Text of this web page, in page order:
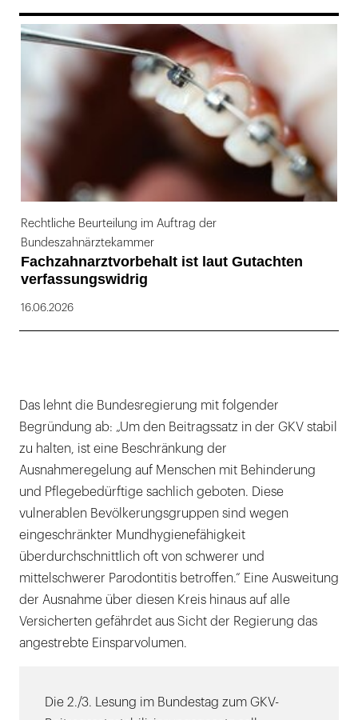
169
Rechtliche Beurteilung im Auftrag der
Bundeszahnärztekammer
Fachzahnarztvorbehalt ist laut Gutachten
verfassungswidrig
16.06.2026
Das lehnt die Bundesregierung mit folgender
Begründung ab: „Um den Beitragssatz in der GKV stabil
zu halten, ist eine Beschränkung der
Ausnahmeregelung auf Menschen mit Behinderung
und Pflegebedürftige sachlich geboten. Diese
vulnerablen Bevölkerungsgruppen sind wegen
eingeschränkter Mundhygienefähigkeit
überdurchschnittlich oft von schwerer und
mittelschwerer Parodontitis betroffen.“ Eine Ausweitung
der Ausnahme über diesen Kreis hinaus auf alle
Versicherten gefährdet aus Sicht der Regierung das
angestrebte Einsparvolumen.
Die 2./3. Lesung im Bundestag zum GKV-